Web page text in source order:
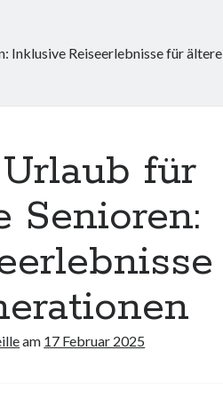
Inklusive Reiseerlebnisse für ältere
für
Senioren:
am 17 Februar 2025